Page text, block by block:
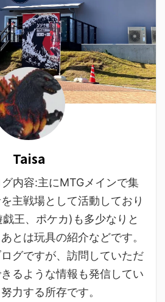
Taisa
内容:主にMTGメインで集
主戦場として活動しており
王、ポケカ)も多少なりと
とは玩具の紹介などです。
グですが、訪問していただ
るような情報も発信してい
力する所存です。